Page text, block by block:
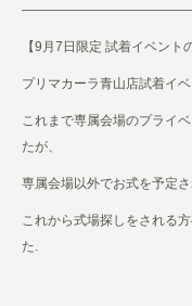
【9月7日限定 試着イベント
プリマカーラ青山店試着イ
これまで専属会場のプライ
たが、
専属会場以外でお式を予定さ
これから式場探しをされる
た.